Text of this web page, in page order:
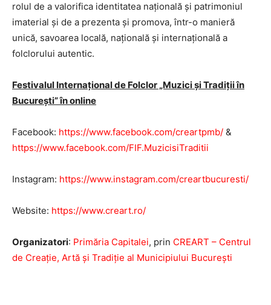
rolul de a valorifica identitatea națională și patrimoniul
imaterial și de a prezenta și promova, într-o manieră
unică, savoarea locală, națională și internațională a
folclorului autentic.
Festivalul Internațional de Folclor „Muzici și Tradiții în
București” în online
Facebook: https://www.facebook.com/creartpmb/ &
https://www.facebook.com/FIF.MuzicisiTraditii
Instagram: https://www.instagram.com/creartbucuresti/
Website: https://www.creart.ro/
Organizatori: Primăria Capitalei, prin CREART – Centrul
de Creație, Artă și Tradiție al Municipiului București